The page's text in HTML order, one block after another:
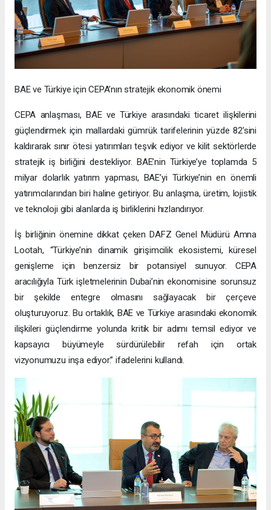
BAE ve Türkiye için CEPA’nın stratejik ekonomik önemi
CEPA anlaşması, BAE ve Türkiye arasındaki ticaret ilişkilerini
güçlendirmek için mallardaki gümrük tarifelerinin yüzde 82’sini
kaldırarak sınır ötesi yatırımları teşvik ediyor ve kilit sektörlerde
stratejik iş birliğini destekliyor. BAE’nin Türkiye’ye toplamda 5
milyar dolarlık yatırım yapması, BAE’yi Türkiye’nin en önemli
yatırımcılarından biri haline getiriyor. Bu anlaşma, üretim, lojistik
ve teknoloji gibi alanlarda iş birliklerini hızlandırıyor.
İş birliğinin önemine dikkat çeken DAFZ Genel Müdürü Amna
Lootah, “Türkiye’nin dinamik girişimcilik ekosistemi, küresel
genişleme için benzersiz bir potansiyel sunuyor. CEPA
aracılığıyla Türk işletmelerinin Dubai’nin ekonomisine sorunsuz
bir şekilde entegre olmasını sağlayacak bir çerçeve
oluşturuyoruz. Bu ortaklık, BAE ve Türkiye arasındaki ekonomik
ilişkileri güçlendirme yolunda kritik bir adımı temsil ediyor ve
kapsayıcı büyümeyle sürdürülebilir refah için ortak
vizyonumuzu inşa ediyor.” ifadelerini kullandı.